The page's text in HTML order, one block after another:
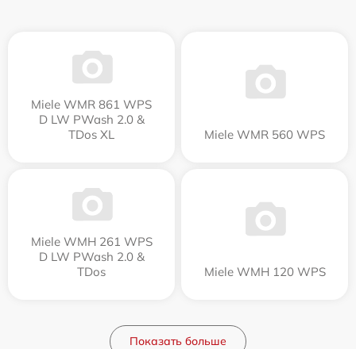
Miele WMR 861 WPS
D LW PWash 2.0 &
TDos XL
Miele WMR 560 WPS
Miele WMH 261 WPS
D LW PWash 2.0 &
TDos
Miele WMH 120 WPS
Показать больше